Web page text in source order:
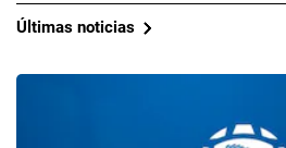
Últimas noticias